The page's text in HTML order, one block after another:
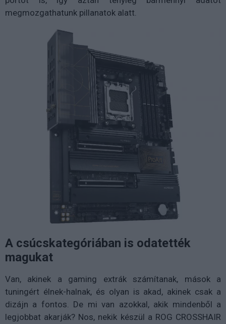
megmozgathatunk pillanatok alatt.
A csúcskategóriában is odatették
magukat
Van, akinek a gaming extrák számítanak, mások a
tuningért élnek-halnak, és olyan is akad, akinek csak a
dizájn a fontos. De mi van azokkal, akik mindenből a
legjobbat akarják? Nos, nekik készül a ROG CROSSHAIR